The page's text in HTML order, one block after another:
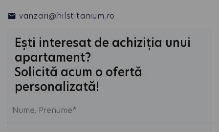
vanzari@hilstitanium.ro
Ești interesat de achiziția unui
apartament?
Solicită acum o ofertă
personalizată!